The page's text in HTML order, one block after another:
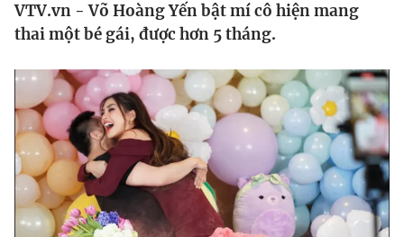
Thế giới
Thế giới đó đây
Câu chuyện quốc tế
Kinh tế
Tài chính
Thị trường
Góc doanh nghiệp
Dữ liệu và đời sống
Truyền hình
Phim VTV
Giải trí
VTV.vn - Võ Hoàng Yến bật mí cô hiện mang
thai một bé gái, được hơn 5 tháng.